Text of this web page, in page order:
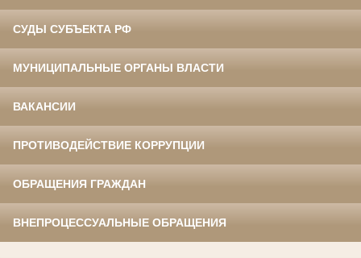
СУДЫ СУБЪЕКТА РФ
МУНИЦИПАЛЬНЫЕ ОРГАНЫ ВЛАСТИ
ВАКАНСИИ
ПРОТИВОДЕЙСТВИЕ КОРРУПЦИИ
ОБРАЩЕНИЯ ГРАЖДАН
ВНЕПРОЦЕССУАЛЬНЫЕ ОБРАЩЕНИЯ